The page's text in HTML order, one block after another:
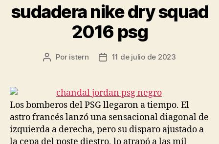
sudadera nike dry squad
2016 psg
Autor
entrada
Por istern
Fecha
entrada
11 de julio de 2023
Los bomberos del PSG llegaron a tiempo. El
astro francés lanzó una sensacional diagonal de
izquierda a derecha, pero su disparo ajustado a
la cepa del poste diestro, lo atrapó a las mil